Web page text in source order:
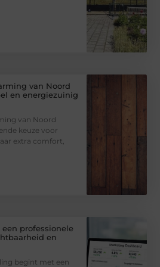
van Noord
en energiezuinig
van Noord
keuze voor
extra comfort,
professionele
en
begint met een